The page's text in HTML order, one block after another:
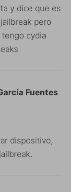
y dice que es
pero
cydia
Fuentes
dispositivo,